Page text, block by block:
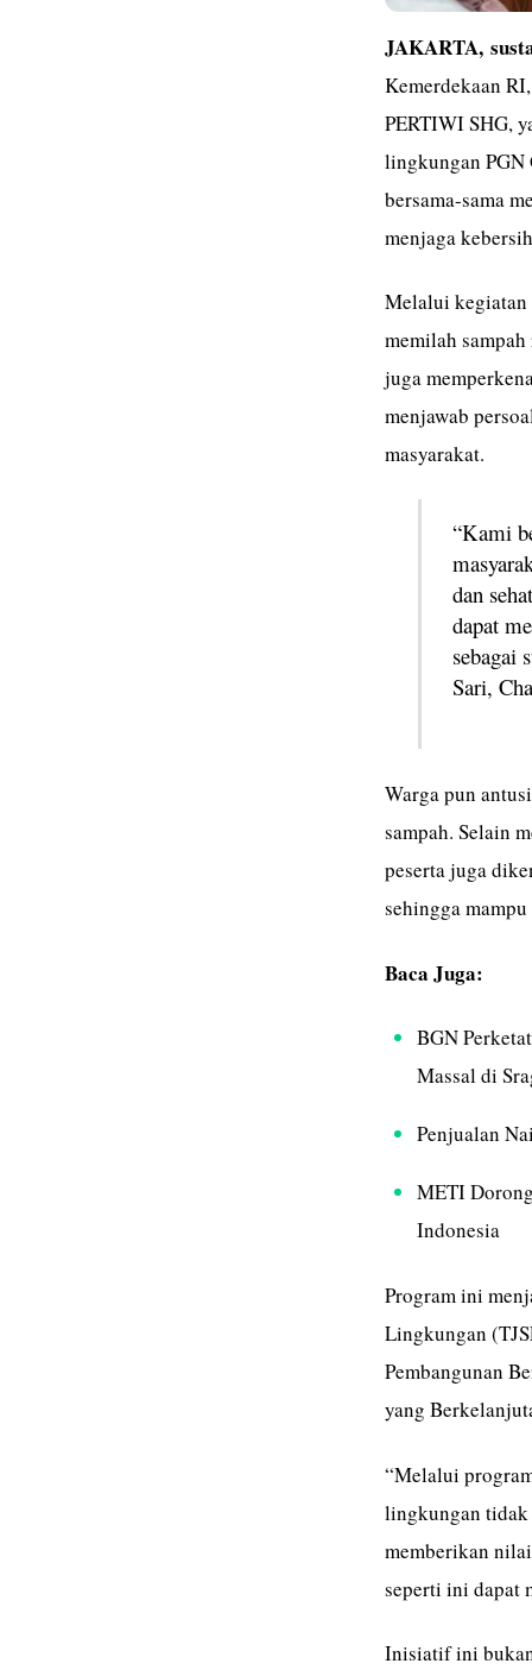
JAKARTA,
Kemerdekaan
PERTIWI SHG,
lingkungan PGN
bersama-sama
menjaga
Melalui kegiatan
memilah
juga
menjawab
masyarakat.
“Kami
dan
dapat
sebagai
Sari,
Warga pun
sampah. Selain
peserta juga
sehingga
Baca Juga:
BGN
Massal di
Penjualan
METI
Indonesia
Program ini
Lingkungan
Pembangunan
yang
“Melalui
lingkungan tidak
memberikan
seperti ini dapat
Inisiatif ini